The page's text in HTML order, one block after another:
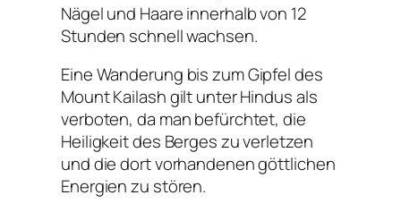
Nägel und Haare innerhalb von 12
Stunden schnell wachsen.
Eine Wanderung bis zum Gipfel des
Mount Kailash gilt unter Hindus als
verboten, da man befürchtet, die
Heiligkeit des Berges zu verletzen
und die dort vorhandenen göttlichen
Energien zu stören.